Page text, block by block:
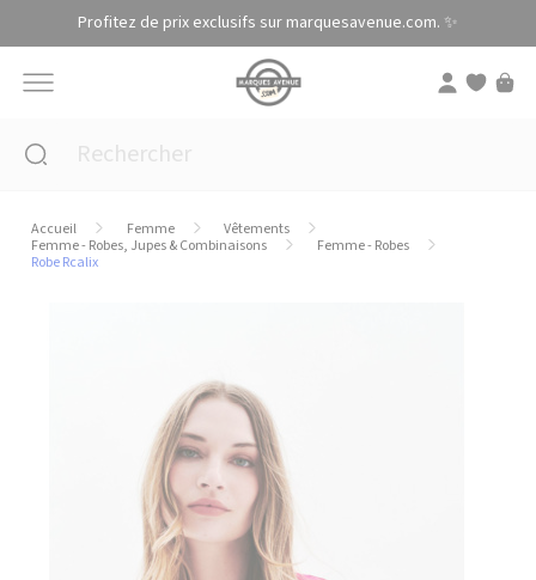
Profitez de prix exclusifs sur marquesavenue.com. ✨
Accueil Femme
Vêtements
Femme - Robes, Jupes & Combinaisons
Femme - Robes
Robe Rcalix
Panneau de gestion des cookies